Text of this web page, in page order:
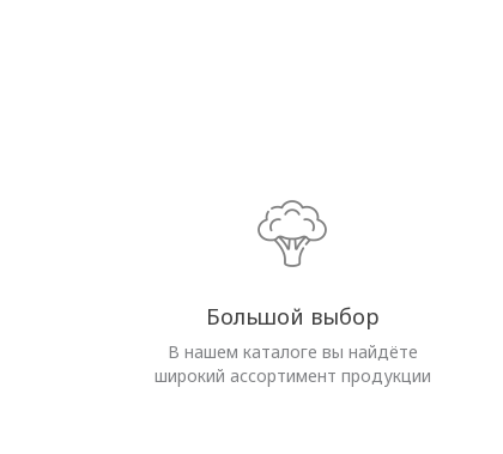
Большой выбор
В нашем каталоге вы найдёте
широкий ассортимент продукции